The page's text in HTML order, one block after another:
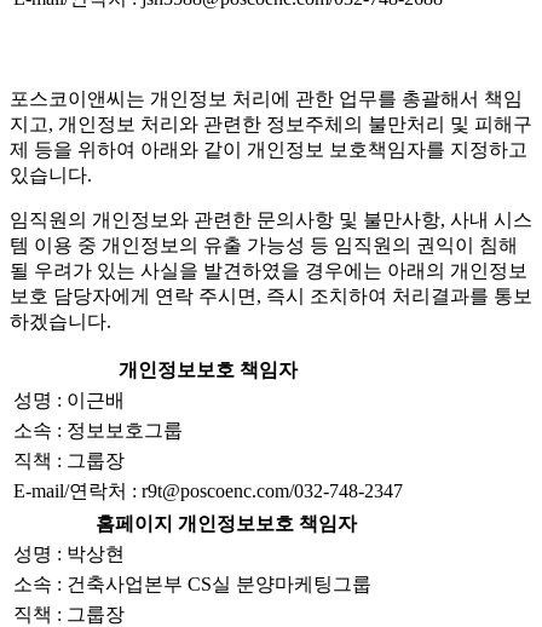
포스코이앤씨는 개인정보 처리에 관한 업무를 총괄해서 책임
지고, 개인정보 처리와 관련한 정보주체의 불만처리 및 피해구
제 등을 위하여 아래와 같이 개인정보 보호책임자를 지정하고
있습니다.
임직원의 개인정보와 관련한 문의사항 및 불만사항, 사내 시스
템 이용 중 개인정보의 유출 가능성 등 임직원의 권익이 침해
될 우려가 있는 사실을 발견하였을 경우에는 아래의 개인정보
보호 담당자에게 연락 주시면, 즉시 조치하여 처리결과를 통보
하겠습니다.
개인정보보호 책임자
성명 : 이근배
소속 : 정보보호그룹
직책 : 그룹장
E-mail/연락처 : r9t@poscoenc.com/032-748-2347
홈페이지 개인정보보호 책임자
성명 : 박상현
소속 : 건축사업본부 CS실 분양마케팅그룹
직책 : 그룹장